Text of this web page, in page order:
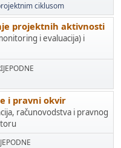
ciklusom
projektnih aktivnosti
i evaluacija) i
i pravni okvir
računovodstva i pravnog